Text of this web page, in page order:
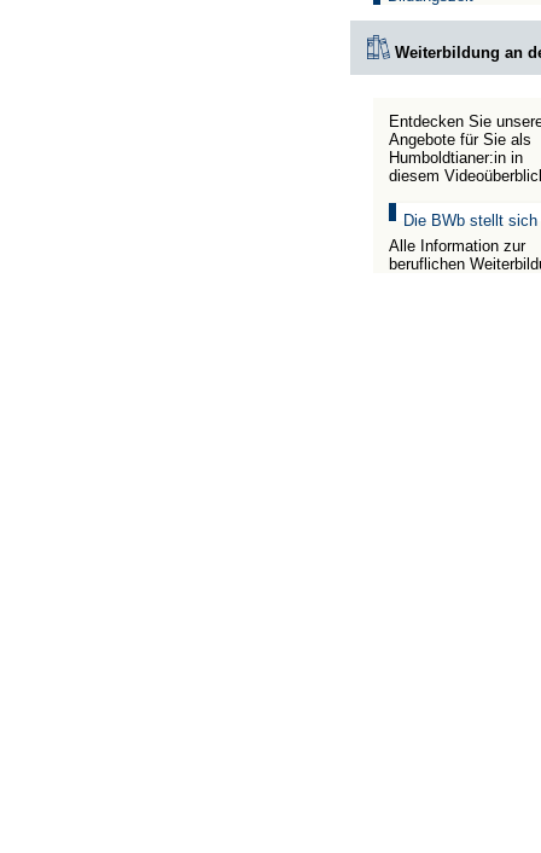
Weiterbildung an
Entdecken Sie
Angebote für Sie als
Humboldtianer:in in
diesem
Die BWb stellt sich
Alle Information zur
beruflichen